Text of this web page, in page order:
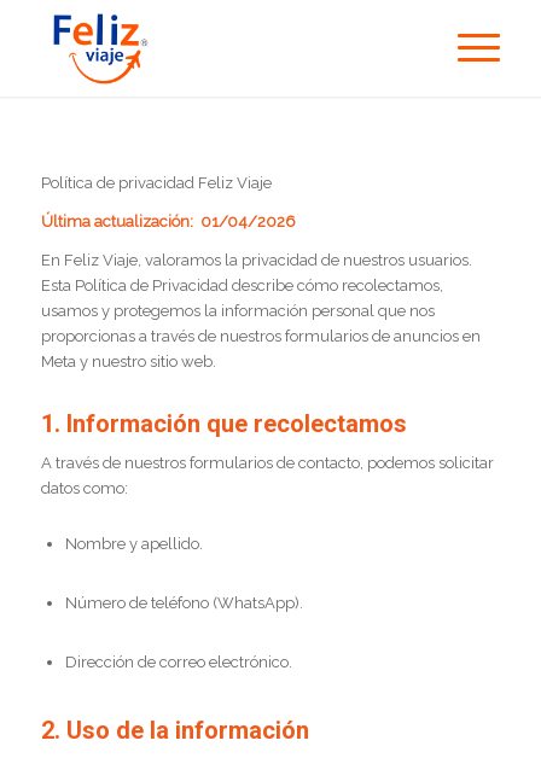
Política de privacidad Feliz Viaje
Última actualización: 01/04/2026
En Feliz Viaje, valoramos la privacidad de nuestros usuarios.
Esta Política de Privacidad describe cómo recolectamos,
usamos y protegemos la información personal que nos
proporcionas a través de nuestros formularios de anuncios en
Meta y nuestro sitio web.
1. Información que recolectamos
A través de nuestros formularios de contacto, podemos solicitar
datos como:
Nombre y apellido.
Número de teléfono (WhatsApp).
Dirección de correo electrónico.
2. Uso de la información